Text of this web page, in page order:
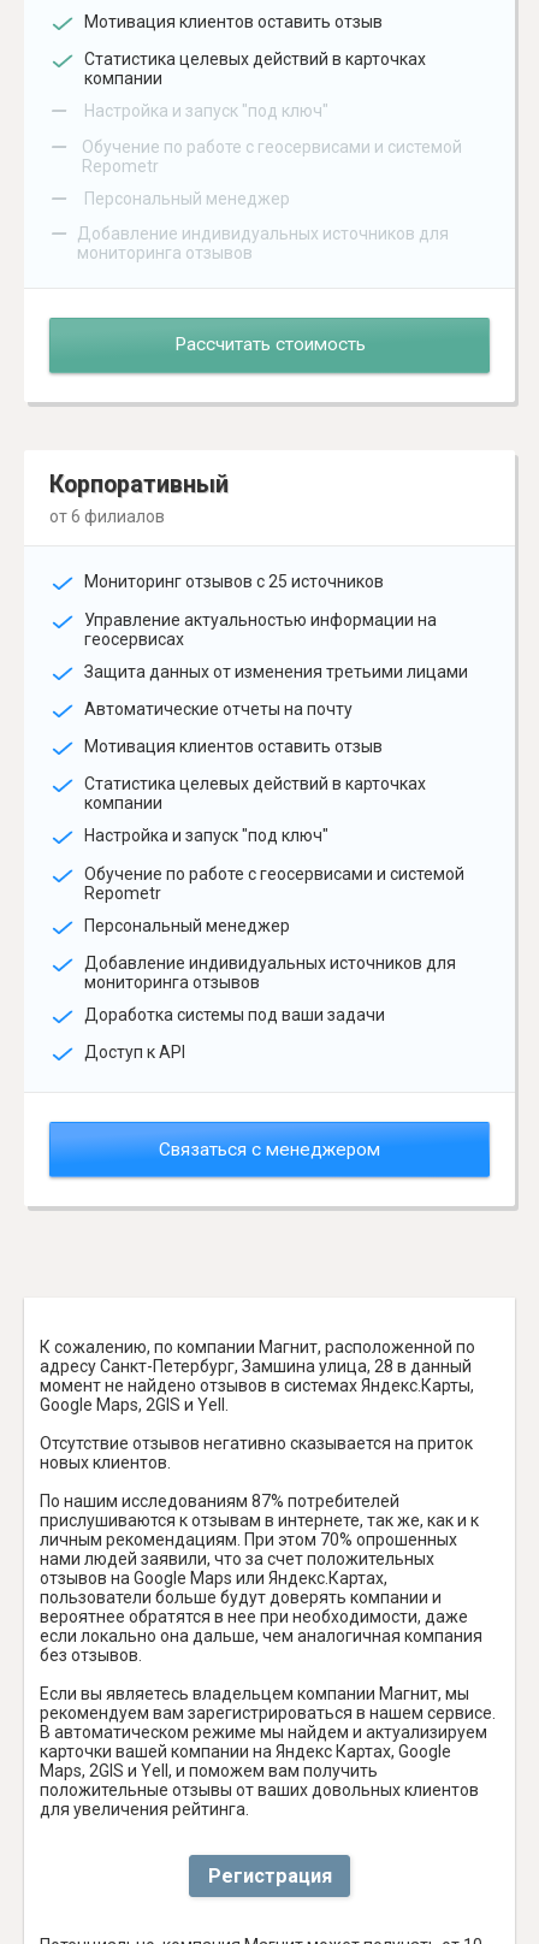
Мотивация клиентов оставить отзыв
Статистика целевых действий в карточках
компании
– Настройка и запуск "под ключ"
–
Обучение по работе с геосервисами и системой
Repometr
– Персональный менеджер
–
Добавление индивидуальных источников для
мониторинга отзывов
Рассчитать стоимость
Корпоративный
от 6 филиалов
Мониторинг отзывов с 25 источников
Управление актуальностью информации на
геосервисах
Защита данных от изменения третьими лицами
Автоматические отчеты на почту
Мотивация клиентов оставить отзыв
Статистика целевых действий в карточках
компании
Настройка и запуск "под ключ"
Обучение по работе с геосервисами и системой
Repometr
Персональный менеджер
Добавление индивидуальных источников для
мониторинга отзывов
Доработка системы под ваши задачи
Доступ к API
Связаться с менеджером
К сожалению, по компании Магнит, расположенной по
адресу Санкт-Петербург, Замшина улица, 28 в данный
момент не найдено отзывов в системах Яндекс.Карты,
Google Maps, 2GIS и Yell.
Отсутствие отзывов негативно сказывается на приток
новых клиентов.
По нашим исследованиям 87% потребителей
прислушиваются к отзывам в интернете, так же, как и к
личным рекомендациям. При этом 70% опрошенных
нами людей заявили, что за счет положительных
отзывов на Google Maps или Яндекс.Картах,
пользователи больше будут доверять компании и
вероятнее обратятся в нее при необходимости, даже
если локально она дальше, чем аналогичная компания
без отзывов.
Если вы являетесь владельцем компании Магнит, мы
рекомендуем вам зарегистрироваться в нашем сервисе.
В автоматическом режиме мы найдем и актуализируем
карточки вашей компании на Яндекс Картах, Google
Maps, 2GIS и Yell, и поможем вам получить
положительные отзывы от ваших довольных клиентов
для увеличения рейтинга.
Регистрация